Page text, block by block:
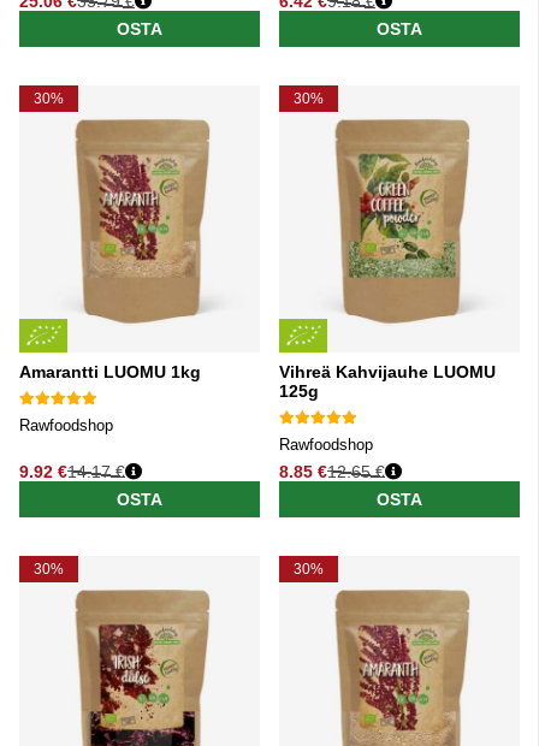
Normaali hinta
OSTA
Normaali hinta
OSTA
30%
Amarantti LUOMU 1kg
Rawfoodshop
9.92 €
Normaali hinta
14.17 €
OSTA
30%
Vihreä Kahvijauhe LUOMU
125g
Rawfoodshop
8.85 €
Normaali hinta
12.65 €
OSTA
30% 30%